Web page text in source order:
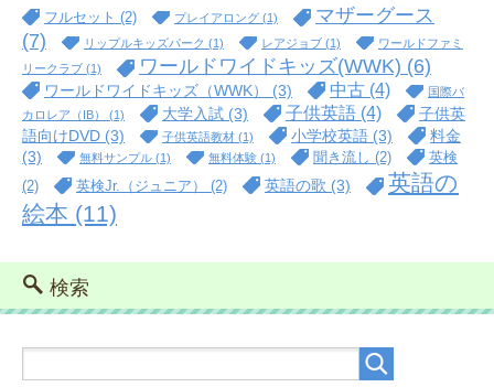
フルセット (2) プレイアロング (1)
マザーグース
(7)
リップルキッズパーク (1) レアジョブ (1)
ワールドファミ
リークラブ (1) ワールドワイドキッズ(WWK) (6)
ワールドワイドキッズ（WWK） (3) 中古 (4)
国際バ
カロレア（IB）
(1) 大学入試 (3) 子供英語 (4)
子供英
語向けDVD (3) 子供英語教材 (1) 小学校英語 (3)
料金
(3)
無料サンプル (1) 無料体験 (1) 聞き流し (2)
英検
(2)
英検Jr.（ジュニア） (2) 英語の歌 (3)
英語の
絵本 (11)
検索